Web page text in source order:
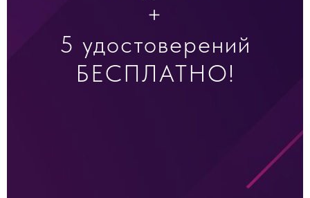
+
5 удостоверений
БЕСПЛАТНО!